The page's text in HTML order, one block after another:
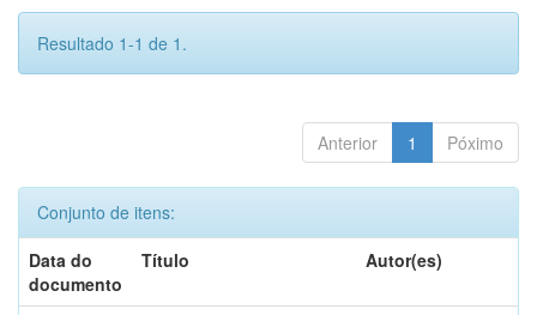
Resultado 1-1 de 1.
Anterior 1 Póximo
Conjunto de itens:
Data do
documento
Título Autor(es)